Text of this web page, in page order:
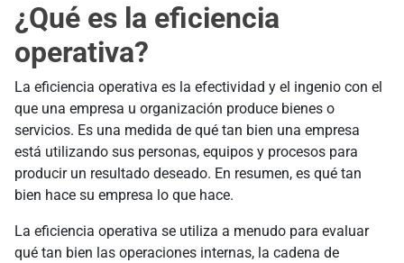
¿Qué es la eficiencia
operativa?
La eficiencia operativa es la efectividad y el ingenio con el
que una empresa u organización produce bienes o
servicios. Es una medida de qué tan bien una empresa
está utilizando sus personas, equipos y procesos para
producir un resultado deseado. En resumen, es qué tan
bien hace su empresa lo que hace.
La eficiencia operativa se utiliza a menudo para evaluar
qué tan bien las operaciones internas, la cadena de